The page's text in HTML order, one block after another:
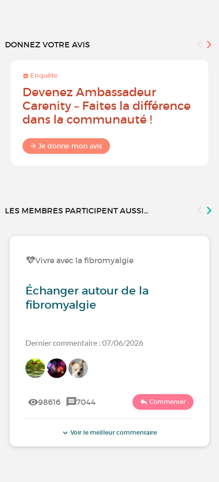
DONNEZ VOTRE AVIS
Enquête
Devenez Ambassadeur
Carenity – Faites la différence
dans la communauté !
Je donne mon avis
LES MEMBRES PARTICIPENT AUSSI...
Vivre avec la fibromyalgie
Échanger autour de la
fibromyalgie
Dernier commentaire : 07/06/2026
98616 7044 Commenter
Voir le meilleur commentaire